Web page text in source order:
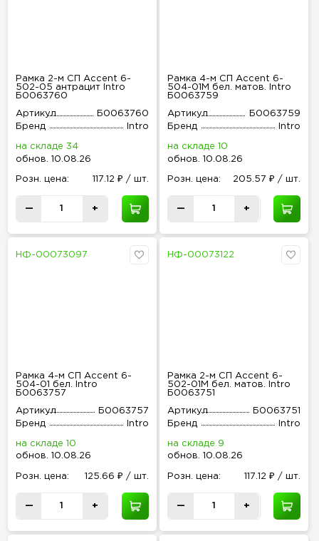
Рамка 2-м СП Accent 6-
502-05 антрацит Intro
Б0063760
Артикул
Б0063760
Бренд
Intro
на складе 34
обнов
10.08.26
Розн цена: 117.12 ₽ / шт.
— +
Рамка 4-м СП Accent 6-
504-01М бел. матов. Intro
Б0063759
Артикул
Б0063759
Бренд
Intro
на складе 10
обнов
10.08.26
Розн цена: 205.57 ₽ / шт.
— +
НФ-00073097
Рамка 4-м СП Accent 6-
504-01 бел. Intro
Б0063757
Артикул
Б0063757
Бренд
Intro
на складе 10
обнов. 10.08.26
Розн цена: 125.66 ₽ / шт.
— +
НФ-00073122
Рамка 2-м СП Accent 6-
502-01М бел. матов. Intro
Б0063751
Артикул
Б0063751
Бренд
Intro
на складе 9
обнов. 10.08.26
Розн цена: 117.12 ₽ / шт.
— +